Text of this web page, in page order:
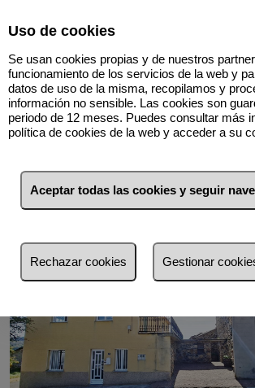
Volver
Uso de cookies
Se usan cookies propias y de nuestros
funcionamiento de los servicios de la web y
datos de uso de la misma, recopilamos y
información no sensible. Las cookies son
periodo de 12 meses. Puedes consultar más
política de cookies de la web y acceder a su
Aceptar todas las cookies y seguir
Rechazar cookies Gestionar